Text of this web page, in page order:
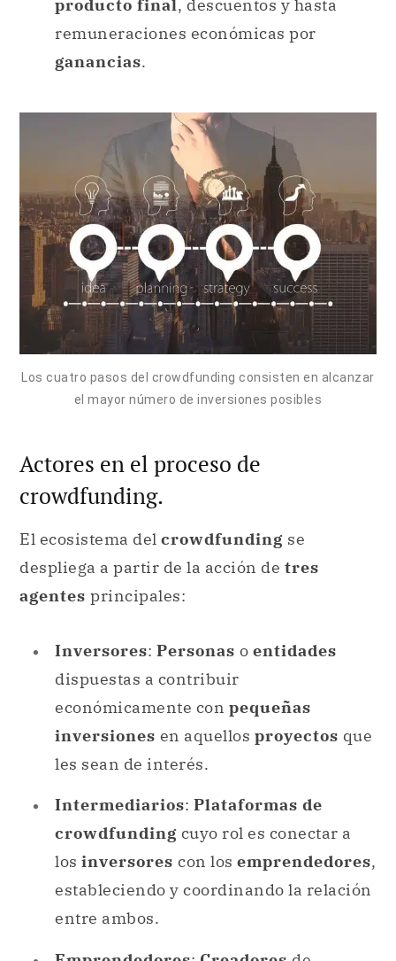
producto final, descuentos y hasta
remuneraciones económicas por
ganancias.
Los cuatro pasos del crowdfunding consisten en alcanzar
el mayor número de inversiones posibles
Actores en el proceso de
crowdfunding.
El ecosistema del crowdfunding se
despliega a partir de la acción de tres
agentes principales:
Inversores: Personas o entidades
dispuestas a contribuir
económicamente con pequeñas
inversiones en aquellos proyectos que
les sean de interés.
Intermediarios: Plataformas de
crowdfunding cuyo rol es conectar a
los inversores con los emprendedores,
estableciendo y coordinando la relación
entre ambos.